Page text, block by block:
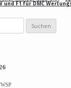
und F1 für DMC